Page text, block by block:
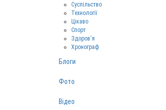
Суспільство
Технології
Цікаво
Спорт
Здоров‘я
Хронограф
Блоги
Фото
Відео